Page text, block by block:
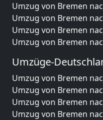
Umzug von Bremen
Umzug von Bremen
Umzug von Bremen
Umzug von Bremen
Umzüge-
Umzug von Bremen
Umzug von Bremen
Umzug von Bremen
Umzug von Bremen